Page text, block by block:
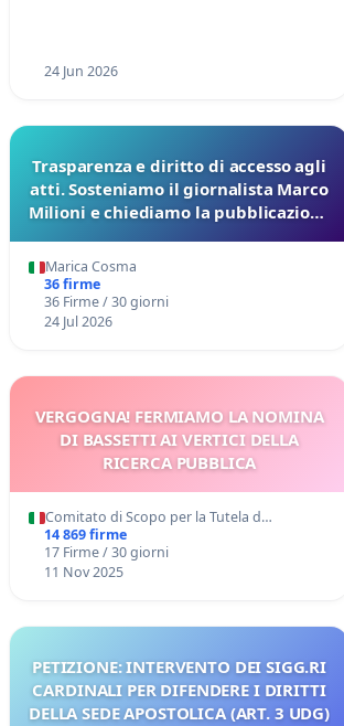
24 Jun 2026
Trasparenza e diritto di accesso agli
atti. Sosteniamo il giornalista Marco
Milioni e chiediamo la pubblicazione
Pedemontana Veneta
Marica Cosma
36 firme
36 Firme / 30 giorni
24 Jul 2026
VERGOGNA! FERMIAMO LA NOMINA
DI BASSETTI AI VERTICI DELLA
RICERCA PUBBLICA
Comitato di Scopo per la Tutela d…
14 869 firme
17 Firme / 30 giorni
11 Nov 2025
PETIZIONE: INTERVENTO DEI SIGG.RI
CARDINALI PER DIFENDERE I DIRITTI
DELLA SEDE APOSTOLICA (ART. 3 UDG)